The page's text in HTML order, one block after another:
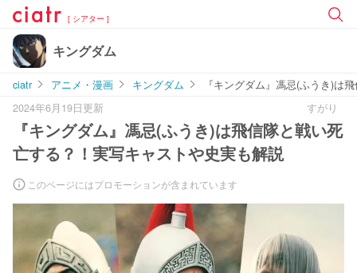
[ シアター ]
キングダム
ciatr アニメ・漫画 キングダム
『キングダム』馮忌(ふうき)は
2024年6月19日更新
すがり
『キングダム』馮忌(ふうき)は飛信隊と戦い死
亡する？！実写キャストや史実も解説
このページにはプロモーションが含まれています